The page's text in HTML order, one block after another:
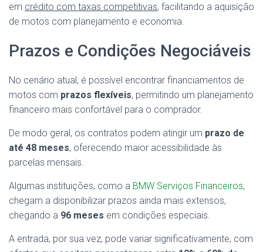
em crédito com taxas competitivas, facilitando a aquisição
de motos com planejamento e economia.
Prazos e Condições Negociáveis
No cenário atual, é possível encontrar financiamentos de
motos com prazos flexíveis, permitindo um planejamento
financeiro mais confortável para o comprador.
De modo geral, os contratos podem atingir um prazo de
até 48 meses, oferecendo maior acessibilidade às
parcelas mensais.
Algumas instituições, como a BMW Serviços Financeiros,
chegam a disponibilizar prazos ainda mais extensos,
chegando a 96 meses em condições especiais.
A entrada, por sua vez, pode variar significativamente, com